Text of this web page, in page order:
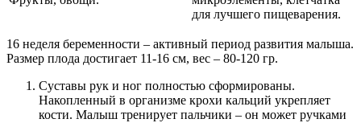
для лучшего пищеварения.
16 неделя беременности – активный период развития малыша.
Размер плода достигает 11-16 см, вес – 80-120 гр.
Суставы рук и ног полностью сформированы.
Накопленный в организме крохи кальций укрепляет
кости. Малыш тренирует пальчики – он может ручками